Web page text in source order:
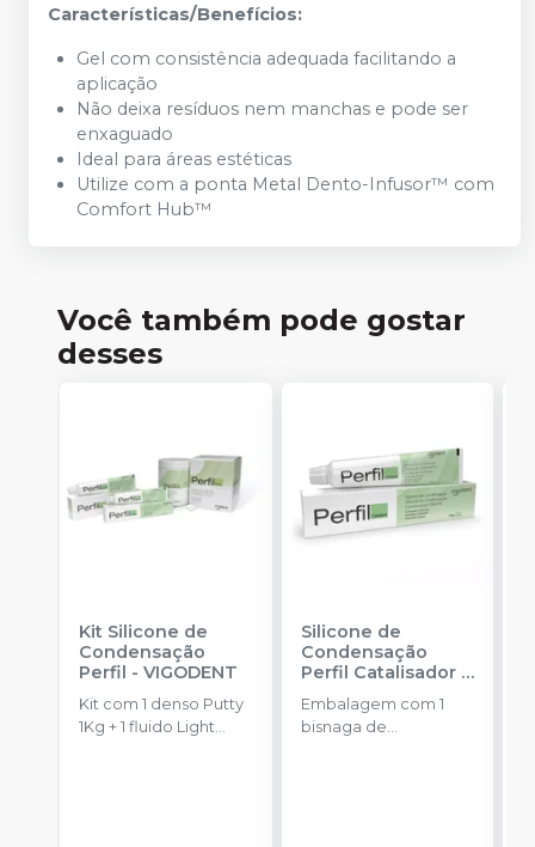
Características/Benefícios:
Gel com consistência adequada facilitando a
aplicação
Não deixa resíduos nem manchas e pode ser
enxaguado
Ideal para áreas estéticas
Utilize com a ponta Metal Dento-Infusor™ com
Comfort Hub™
Você também pode gostar
desses
Kit Silicone de
Condensação
Perfil -VIGODENT
Kit com 1 denso Putty
1Kg + 1 fluido Light
Silicone de
Condensação
Perfil Catalisador-
VIGODENT
Embalagem com 1
bisnaga de